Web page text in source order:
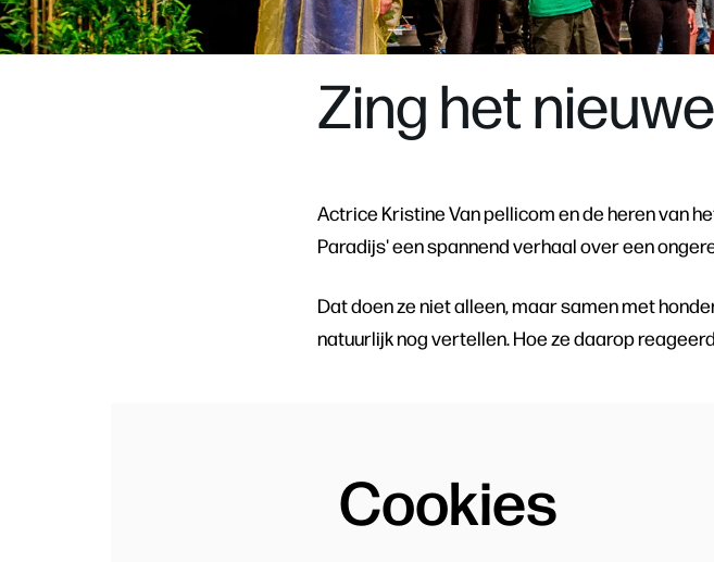
Zing het
Actrice Kristine Van pellicom en de heren van
Paradijs' een spannend verhaal over een
Dat doen ze niet alleen, maar samen met
natuurlijk nog vertellen. Hoe ze daarop
Cookies